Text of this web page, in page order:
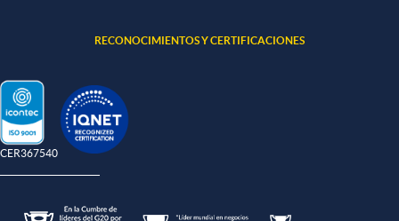
RECONOCIMIENTOS Y CERTIFICACIONES
CER367540